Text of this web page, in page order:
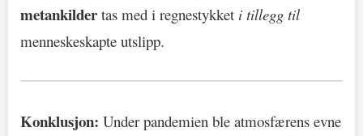
metankilder tas med i regnestykket i tillegg til
menneskeskapte utslipp.
Konklusjon: Under pandemien ble atmosfærens evne